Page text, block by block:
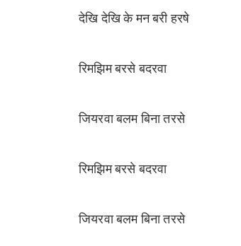
देखि देखि के मन बरी हरषे
रिमझिम बरसे बदरवा
जियरवा बलम बिना तरसे
रिमझिम बरसे बदरवा
जियरवा बलम बिना तरसे